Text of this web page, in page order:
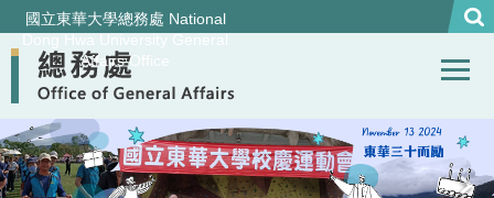
Jump
to
the
main
content
block
國立東華大學總務處 National
Dong Hwa University General
Affairs Office